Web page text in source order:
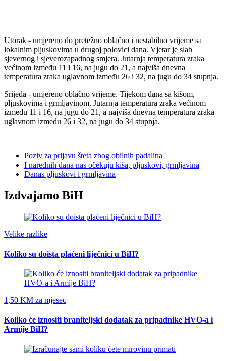
Utorak - umjereno do pretežno oblačno i nestabilno vrijeme sa
lokalnim pljuskovima u drugoj polovici dana. Vjetar je slab
sjevernog i sjeverozapadnog smjera. Jutarnja temperatura zraka
većinom između 11 i 16, na jugu do 21, a najviša dnevna
temperatura zraka uglavnom između 26 i 32, na jugu do 34 stupnja.
Srijeda - umjereno oblačno vrijeme. Tijekom dana sa kišom,
pljuskovima i grmljavinom. Jutarnja temperatura zraka većinom
između 11 i 16, na jugu do 21, a najviša dnevna temperatura zraka
uglavnom između 26 i 32, na jugu do 34 stupnja.
Poziv za prijavu šteta zbog obilnih padalina
I narednih dana nas očekuju kiša, pljuskovi, grmljavina
Danas pljuskovi i grmljavina
Izdvajamo BiH
Velike razlike
Koliko su doista plaćeni liječnici u BiH?
1,50 KM za mjesec
Koliko će iznositi braniteljski dodatak za pripadnike HVO-a i
Armije BiH?